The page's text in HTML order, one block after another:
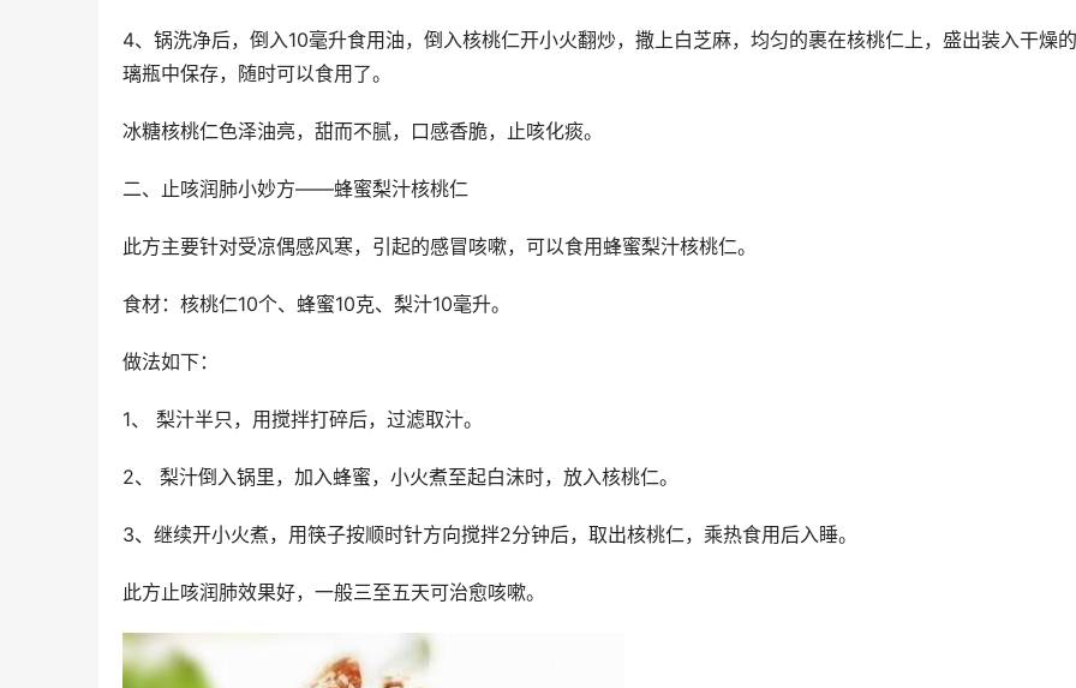
4、锅洗净后，倒入10毫升食用油，倒入核桃仁开小火翻炒，撒上白芝麻，均匀的裹在核桃仁上，盛出装入干燥
璃瓶中保存，随时可以食用了。
冰糖核桃仁色泽油亮，甜而不腻，口感香脆，止咳化痰。
二、止咳润肺小妙方——蜂蜜梨汁核桃仁
此方主要针对受凉偶感风寒，引起的感冒咳嗽，可以食用蜂蜜梨汁核桃仁。
食材：核桃仁10个、蜂蜜10克、梨汁10毫升。
做法如下：
1、 梨汁半只，用搅拌打碎后，过滤取汁。
2、 梨汁倒入锅里，加入蜂蜜，小火煮至起白沫时，放入核桃仁。
3、继续开小火煮，用筷子按顺时针方向搅拌2分钟后，取出核桃仁，乘热食用后入睡。
此方止咳润肺效果好，一般三至五天可治愈咳嗽。